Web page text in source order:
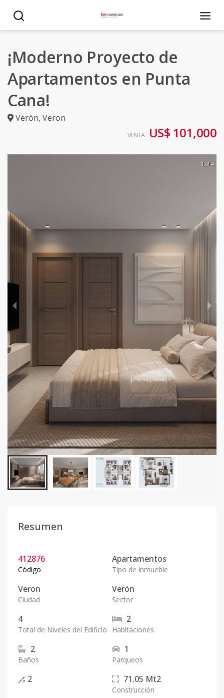
¡Moderno Proyecto de
Apartamentos en Punta
Cana!
Verón, Veron
VENTA US$ 101,000
1 of 4
Resumen
412876
Código
Apartamentos
Tipo de inmueble
Veron
Ciudad
Verón
Sector
4
Total de Niveles del Edificio
2
Habitaciones
2
Baños
1
Parqueos
2 71.05 Mt2
Construcción